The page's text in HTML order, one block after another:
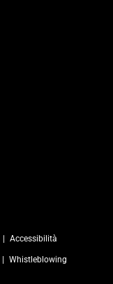
Accessibilità
Whistleblowing